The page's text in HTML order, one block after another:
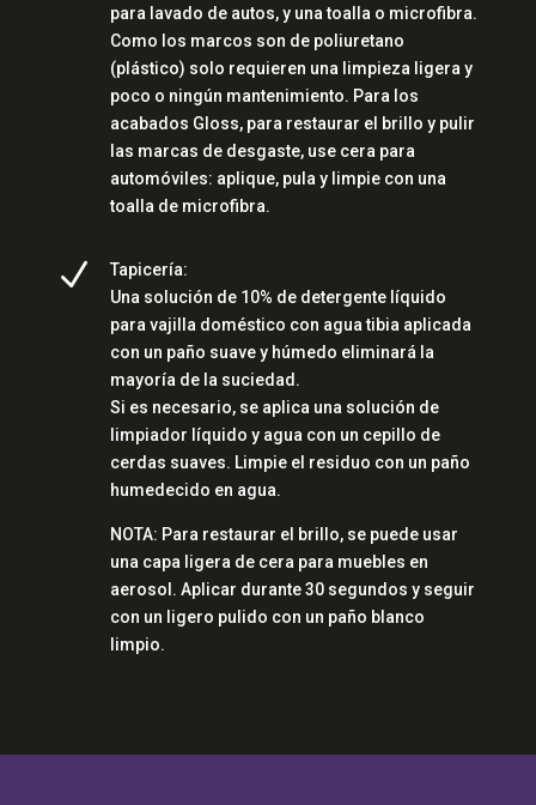
para lavado de autos, y una toalla o microfibra.
Como los marcos son de poliuretano
(plástico) solo requieren una limpieza ligera y
poco o ningún mantenimiento. Para los
acabados Gloss, para restaurar el brillo y pulir
las marcas de desgaste, use cera para
automóviles: aplique, pula y limpie con una
toalla de microfibra.
N
Tapicería:
Una solución de 10% de detergente líquido
para vajilla doméstico con agua tibia aplicada
con un paño suave y húmedo eliminará la
mayoría de la suciedad.
Si es necesario, se aplica una solución de
limpiador líquido y agua con un cepillo de
cerdas suaves. Limpie el residuo con un paño
humedecido en agua.
NOTA: Para restaurar el brillo, se puede usar
una capa ligera de cera para muebles en
aerosol. Aplicar durante 30 segundos y seguir
con un ligero pulido con un paño blanco
limpio.